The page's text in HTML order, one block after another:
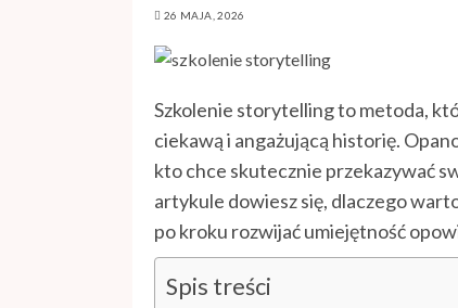
26 MAJA, 2026
Szkolenie storytelling to metoda,
ciekawą i angażującą historię.
kto chce skutecznie przekazywać
artykule dowiesz się, dlaczego
po kroku rozwijać umiejętność
Spis treści